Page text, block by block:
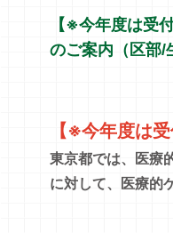
【※今年度は受
のご案内（区部/
【※今年度は
東京都では、医療
に対して、医療的